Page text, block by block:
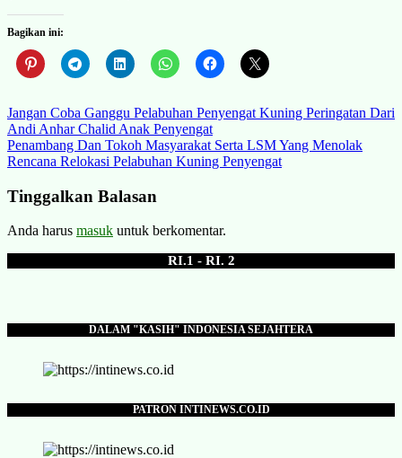
Bagikan ini:
Navigasi
pos
Jangan Coba Ganggu Pelabuhan Penyengat Kuning Peringatan Dari
Andi Anhar Chalid Anak Penyengat
Penambang Dan Tokoh Masyarakat Serta LSM Yang Menolak
Rencana Relokasi Pelabuhan Kuning Penyengat
Tinggalkan Balasan
Anda harus masuk untuk berkomentar.
RI.1 - RI. 2
DALAM "KASIH" INDONESIA SEJAHTERA
PATRON INTINEWS.CO.ID